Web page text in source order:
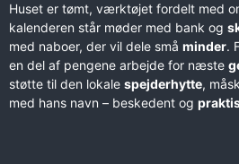
Huset er tømt, værktøjet fordelt med
kalenderen står møder med bank og
med naboer, der vil dele små minder.
en del af pengene arbejde for næste
støtte til den lokale spejderhytte,
med hans navn – beskedent og